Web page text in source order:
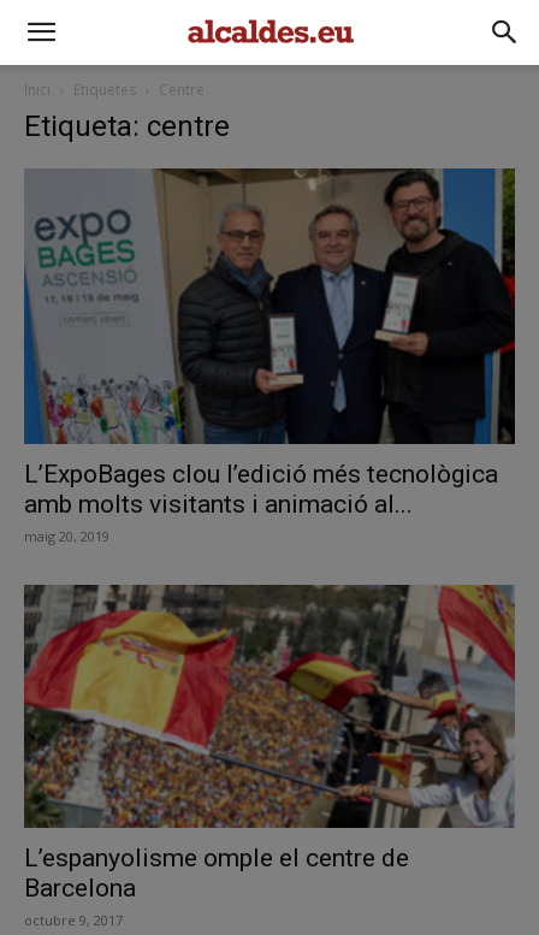
Inici Etiquetes Centre
Etiqueta: centre
L’ExpoBages clou l’edició més tecnològica
amb molts visitants i animació al...
maig 20, 2019
L’espanyolisme omple el centre de
Barcelona
octubre 9, 2017